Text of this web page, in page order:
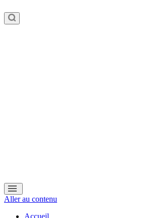
Aller au contenu